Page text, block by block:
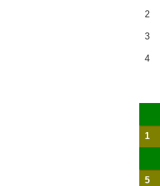
2
3
4
1
5